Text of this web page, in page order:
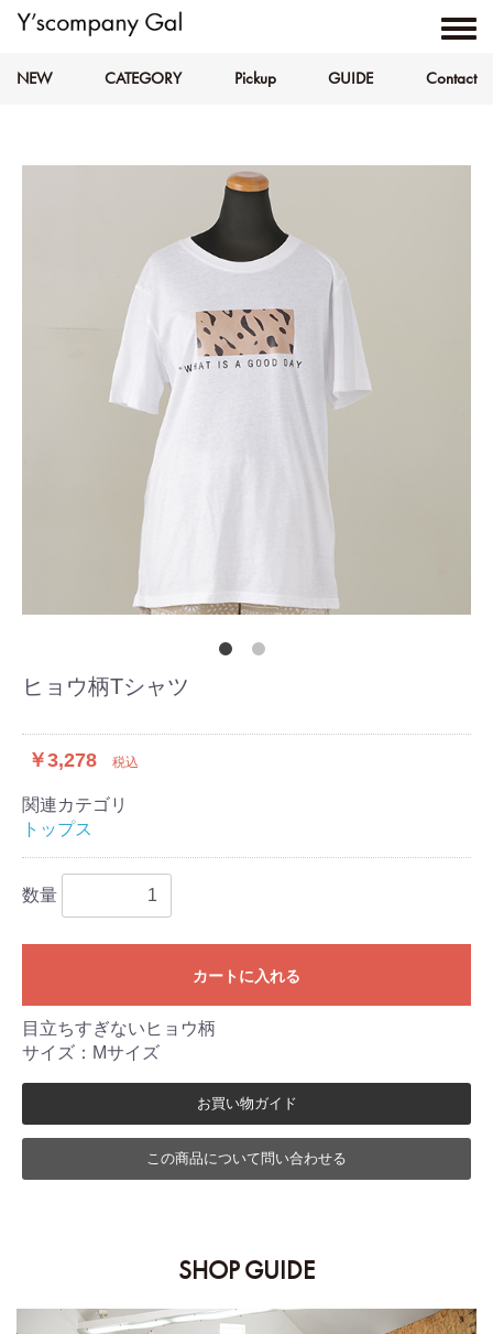
NEW CATEGORY Pickup GUIDE Contact
ヒョウ柄Tシャツ
￥3,278 税込
関連カテゴリ
トップス
数量
カートに入れる
目立ちすぎないヒョウ柄
サイズ：Mサイズ
お買い物ガイド
この商品について問い合わせる
SHOP GUIDE